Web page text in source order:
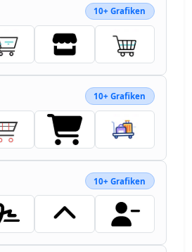
10+ Grafiken
10+ Grafiken
10+ Grafiken